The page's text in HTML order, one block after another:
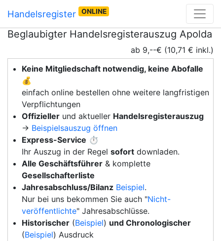
Handelsregister ONLINE
Beglaubigter Handelsregisterauszug Apolda
ab 9,--€ (10,71 € inkl.)
Keine Mitgliedschaft notwendig, keine Abofalle
💰
einfach online bestellen ohne weitere langfristigen
Verpflichtungen
Offizieller und aktueller Handelsregisterauszug
→ Beispielsauszug öffnen
Express-Service ⏱️
Ihr Auszug in der Regel sofort downladen.
Alle Geschäftsführer & komplette
Gesellschafterliste
Jahresabschluss/Bilanz Beispiel.
Nur bei uns bekommen Sie auch "Nicht-
veröffentlichte" Jahresabschlüsse.
Historischer (Beispiel) und Chronologischer
(Beispiel) Ausdruck